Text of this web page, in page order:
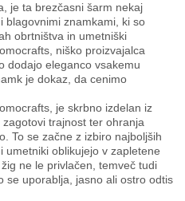
je ta brezčasni šarm nekaj
blagovnimi znamkami, ki so
obrtništva in umetniški
niško proizvajalca
dodajo eleganco vsakemu
je dokaz, da cenimo
je skrbno izdelan iz
trajnost ter ohranja
To se začne z izbiro najboljših
umetniki oblikujejo v zapletene
ne le privlačen, temveč tudi
se uporablja, jasno ali ostro odtis